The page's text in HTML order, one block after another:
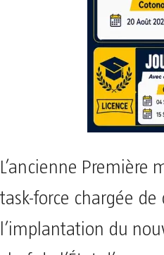
L’ancienne Première
task-force chargée
l’implantation du